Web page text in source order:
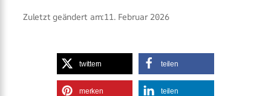
Zuletzt geändert am:11. Februar 2026
twittern teilen
merken teilen